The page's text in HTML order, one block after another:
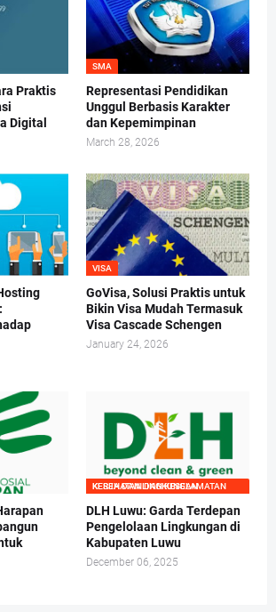
Praktis
Digital
SMA
Representasi Pendidikan
Unggul Berbasis Karakter
dan Kepemimpinan
March 28, 2026
VISA
GoVisa, Solusi Praktis untuk
Bikin Visa Mudah Termasuk
Visa Cascade Schengen
January 24, 2026
KESEHATAN DAN KESELAMATAN KERJA DAN LINGKUNGAN
DLH Luwu: Garda Terdepan
Pengelolaan Lingkungan di
Kabupaten Luwu
December 06, 2025